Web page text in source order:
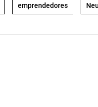
emprendedores